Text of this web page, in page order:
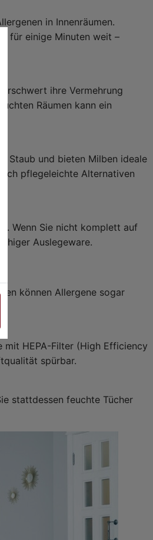
in Innenräumen.
für einige Minuten weit –
ihre Vermehrung
Räumen kann ein
Staub und bieten Milben ideale
pflegeleichte Alternativen
Wenn Sie nicht komplett auf
Auslegeware.
können Allergene sogar
HEPA-Filter (High Efficiency
spürbar.
stattdessen feuchte Tücher